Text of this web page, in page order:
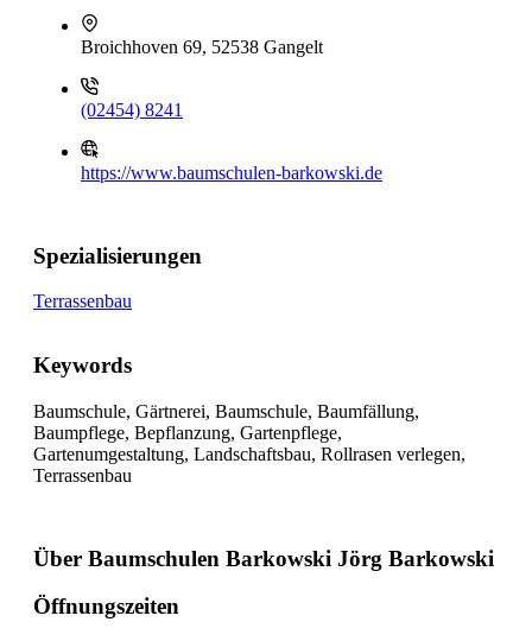
Broichhoven 69, 52538 Gangelt
(02454) 8241
https://www.baumschulen-barkowski.de
Spezialisierungen
Terrassenbau
Keywords
Baumschule, Gärtnerei, Baumschule, Baumfällung,
Baumpflege, Bepflanzung, Gartenpflege,
Gartenumgestaltung, Landschaftsbau, Rollrasen verlegen,
Terrassenbau
Über Baumschulen Barkowski Jörg Barkowski
Öffnungszeiten